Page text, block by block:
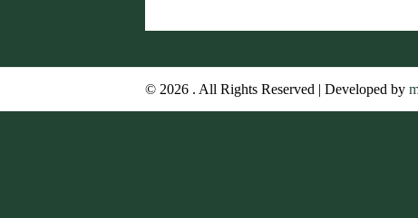
© 2026 . All Rights Reserved | Developed by